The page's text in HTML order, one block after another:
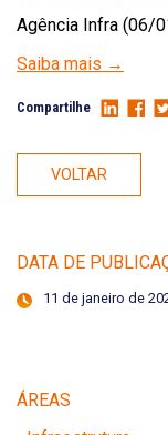
Agência Infra (06/
Saiba mais →
Compartilhe
VOLTAR
DATA DE
11 de janeiro de
ÁREAS